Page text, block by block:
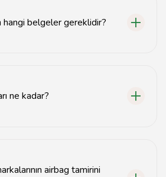
hangi belgeler gereklidir?
ne kadar?
airbag tamirini